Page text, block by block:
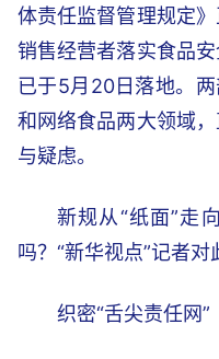
体责任监督管理规定
销售经营者落实食品
已于5月20日落地。
和网络食品两大领域
与疑虑。
新规从“纸面”走
吗？“新华视点”记者对
织密“舌尖责任网”